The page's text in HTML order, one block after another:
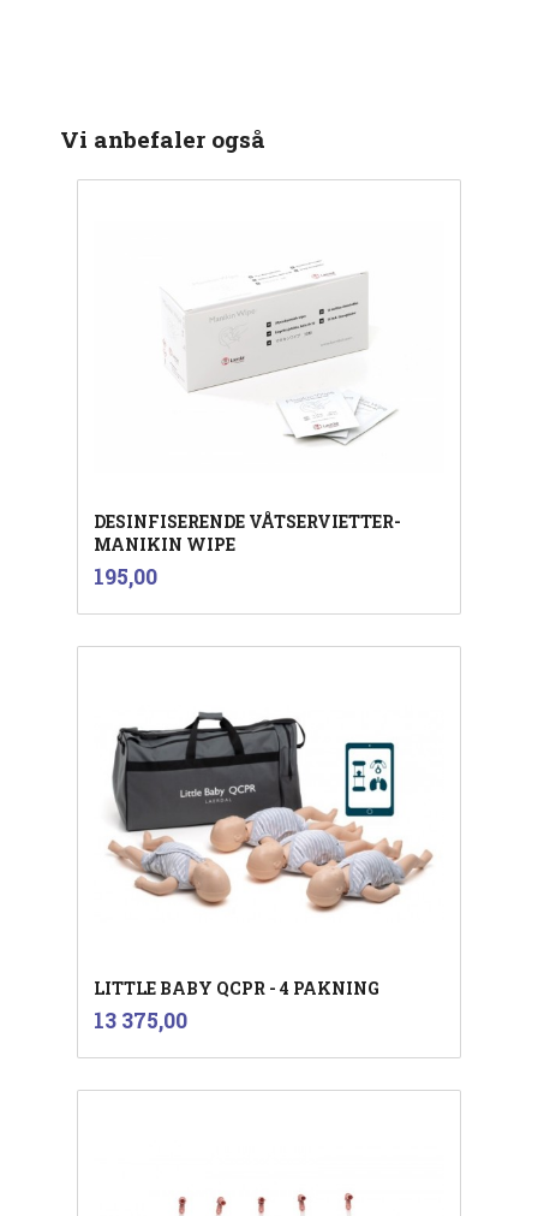
Vi anbefaler også
DESINFISERENDE VÅTSERVIETTER-
MANIKIN WIPE
Pris
195,00mva.
LITTLE BABY QCPR - 4 PAKNING
Pris
13 375,00mva.